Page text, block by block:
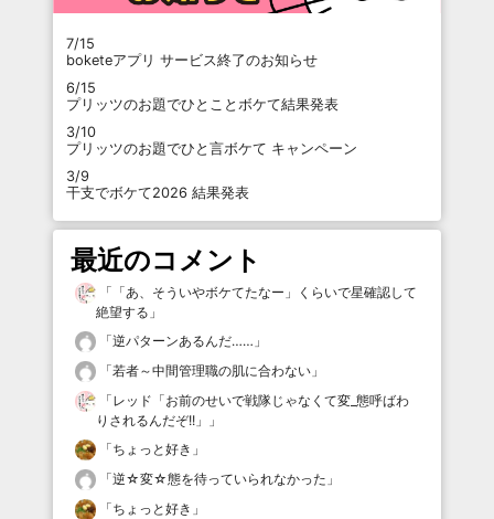
7/15
boketeアプリ サービス終了のお知らせ
6/15
プリッツのお題でひとことボケて結果発表
3/10
プリッツのお題でひと言ボケて キャンペーン
3/9
干支でボケて2026 結果発表
最近のコメント
「 「あ、そういやボケてたなー」くらいで星確認して
絶望する 」
「逆パターンあるんだ…… 」
「若者～中間管理職の肌に合わない 」
「レッド「お前のせいで戦隊じゃなくて変_態呼ばわ
りされるんだぞ!!」
」
「ちょっと好き 」
「逆☆変☆態を待っていられなかった 」
「ちょっと好き 」